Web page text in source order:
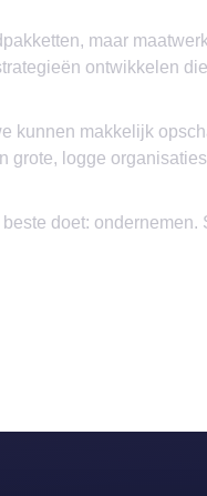
maar
ontwikkelen
kunnen makkelijk
grote, logge
doet: